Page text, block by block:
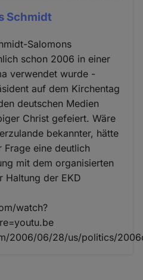
Schmidt
Salomons
schon 2006 in einer
verwendet wurde -
auf dem Kirchentag
deutschen Medien
Christ gefeiert. Wäre
bekannter, hätte
Frage eine deutlich
mit dem organisierten
Haltung der EKD
watch?
2006/06/28/us/politics/